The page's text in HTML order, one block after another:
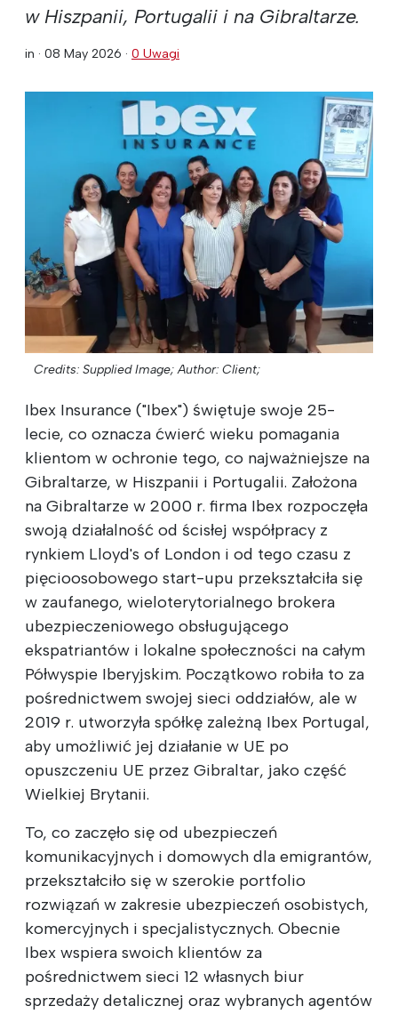
w Hiszpanii, Portugalii i na Gibraltarze.
in · 08 May 2026 · 0 Uwagi
Credits: Supplied Image; Author: Client;
Ibex Insurance ("Ibex") świętuje swoje 25-
lecie, co oznacza ćwierć wieku pomagania
klientom w ochronie tego, co najważniejsze na
Gibraltarze, w Hiszpanii i Portugalii. Założona
na Gibraltarze w 2000 r. firma Ibex rozpoczęła
swoją działalność od ścisłej współpracy z
rynkiem Lloyd's of London i od tego czasu z
pięcioosobowego start-upu przekształciła się
w zaufanego, wieloterytorialnego brokera
ubezpieczeniowego obsługującego
ekspatriantów i lokalne społeczności na całym
Półwyspie Iberyjskim. Początkowo robiła to za
pośrednictwem swojej sieci oddziałów, ale w
2019 r. utworzyła spółkę zależną Ibex Portugal,
aby umożliwić jej działanie w UE po
opuszczeniu UE przez Gibraltar, jako część
Wielkiej Brytanii.
To, co zaczęło się od ubezpieczeń
komunikacyjnych i domowych dla emigrantów,
przekształciło się w szerokie portfolio
rozwiązań w zakresie ubezpieczeń osobistych,
komercyjnych i specjalistycznych. Obecnie
Ibex wspiera swoich klientów za
pośrednictwem sieci 12 własnych biur
sprzedaży detalicznej oraz wybranych agentów